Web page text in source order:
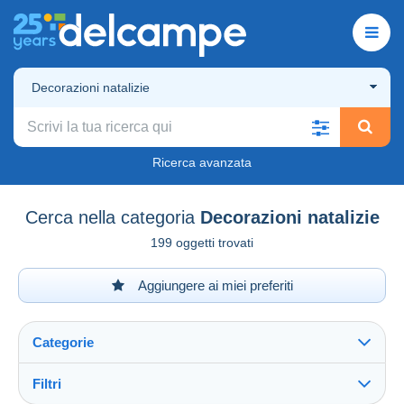
Decorazioni natalizie
Ricerca avanzata
Cerca nella categoria Decorazioni natalizie
199 oggetti trovati
Aggiungere ai miei preferiti
Categorie
Filtri